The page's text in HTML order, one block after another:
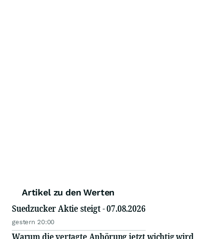
Artikel zu den Werten
Suedzucker Aktie steigt - 07.08.2026
gestern 20:00